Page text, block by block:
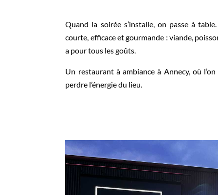
Quand la soirée s’installe, on passe à
courte, efficace et gourmande : viande,
a pour tous les goûts.
Un restaurant à ambiance à Annecy, où
perdre l’énergie du lieu.